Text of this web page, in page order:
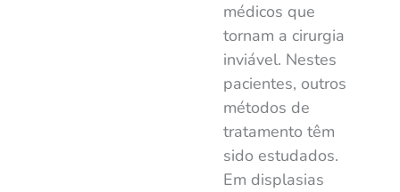
médicos que
tornam a cirurgia
inviável. Nestes
pacientes, outros
métodos de
tratamento têm
sido estudados.
Em displasias